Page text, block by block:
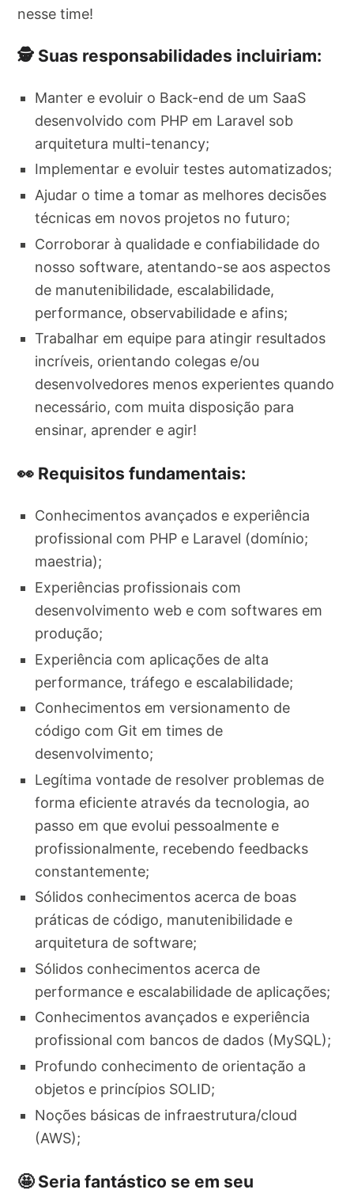
nesse time!
🕵️ Suas responsabilidades incluiriam:
Manter e evoluir o Back-end de um SaaS
desenvolvido com PHP em Laravel sob
arquitetura multi-tenancy;
Implementar e evoluir testes automatizados;
Ajudar o time a tomar as melhores decisões
técnicas em novos projetos no futuro;
Corroborar à qualidade e confiabilidade do
nosso software, atentando-se aos aspectos
de manutenibilidade, escalabilidade,
performance, observabilidade e afins;
Trabalhar em equipe para atingir resultados
incríveis, orientando colegas e/ou
desenvolvedores menos experientes quando
necessário, com muita disposição para
ensinar, aprender e agir!
👀 Requisitos fundamentais:
Conhecimentos avançados e experiência
profissional com PHP e Laravel (domínio;
maestria);
Experiências profissionais com
desenvolvimento web e com softwares em
produção;
Experiência com aplicações de alta
performance, tráfego e escalabilidade;
Conhecimentos em versionamento de
código com Git em times de
desenvolvimento;
Legítima vontade de resolver problemas de
forma eficiente através da tecnologia, ao
passo em que evolui pessoalmente e
profissionalmente, recebendo feedbacks
constantemente;
Sólidos conhecimentos acerca de boas
práticas de código, manutenibilidade e
arquitetura de software;
Sólidos conhecimentos acerca de
performance e escalabilidade de aplicações;
Conhecimentos avançados e experiência
profissional com bancos de dados (MySQL);
Profundo conhecimento de orientação a
objetos e princípios SOLID;
Noções básicas de infraestrutura/cloud
(AWS);
🤩 Seria fantástico se em seu